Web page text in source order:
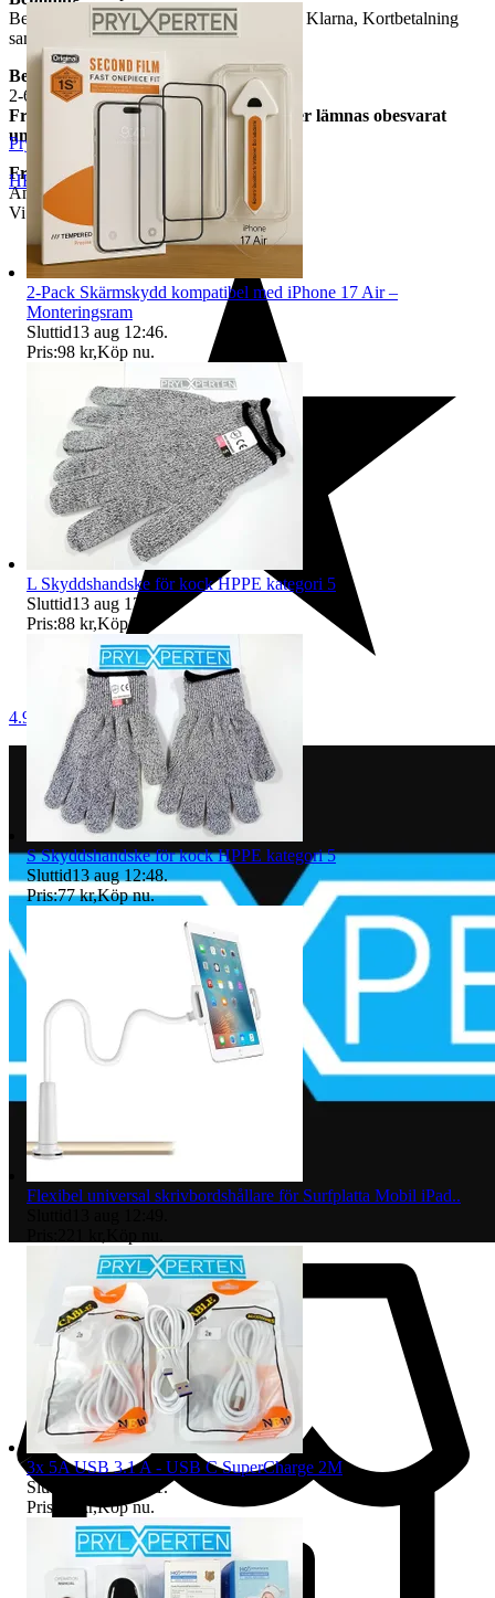
Betalning sker via Tradera som möjlig gör Klarna, Kortbetalning
samt Swish.....
Beräknad leveranstid
2-6 arbetsdagar
Frågor om vi har skickat varan kommer lämnas obesvarat
under leveranstid.
Frakt
Angiven i tradera annonsen
Vi har inte Samfrakt.
Prylxperten
HELSINGBORG
4.9
2-Pack Skärmskydd kompatibel med iPhone 17 Air –
Monteringsram
Sluttid13 aug 12:46.
Pris:98 kr,Köp nu.
L Skyddshandske för kock HPPE kategori 5
Sluttid13 aug 12:47
Pris:88 kr,Köp nu
S Skyddshandske för kock HPPE kategori 5
Sluttid13 aug 12:48.
Pris:77 kr,Köp nu.
Flexibel universal skrivbordshållare för Surfplatta Mobil iPad..
3x 5A USB 3.1 A - USB C SuperCharge 2M
Sluttid
13 aug 12:51.
Pris:
98 kr,Köp nu.